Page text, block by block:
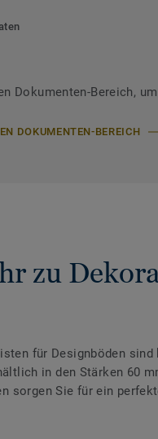
Dokumenten-Bereich,
DOKUMENTEN-BEREICH
zu
für Designböden
in den Stärken 60
sorgen Sie für ein